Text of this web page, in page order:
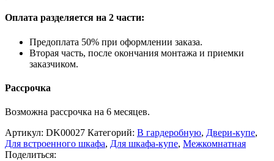
Оплата разделяется на 2 части:
Предоплата 50% при оформлении заказа.
Вторая часть, после окончания монтажа и приемки
заказчиком.
Рассрочка
Возможна рассрочка на 6 месяцев.
Артикул: DK00027 Категорий: В гардеробную, Двери-купе,
Для встроенного шкафа, Для шкафа-купе, Межкомнатная
Поделиться: